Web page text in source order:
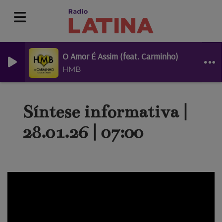
O Amor É Assim (feat. Carminho)
HMB
Síntese informativa |
28.01.26 | 07:00